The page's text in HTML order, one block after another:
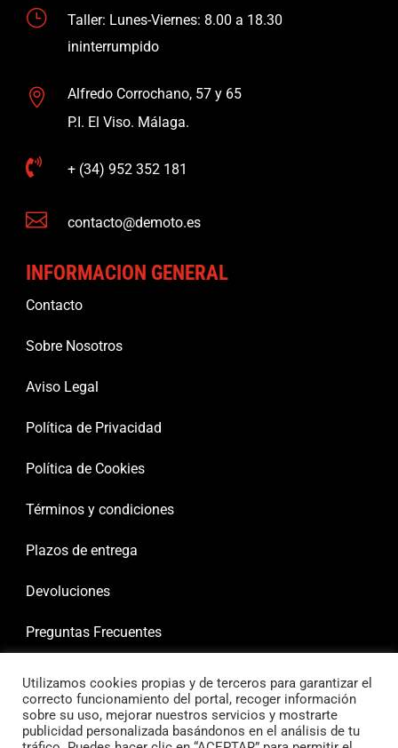
}
Taller: Lunes-Viernes: 8.00 a 18.30
ininterrumpido

Alfredo Corrochano, 57 y 65
P.I. El Viso. Málaga.
 + (34) 952 352 181
 contacto@demoto.es
INFORMACION GENERAL
Contacto
Sobre Nosotros
Aviso Legal
Política de Privacidad
Política de Cookies
Términos y condiciones
Plazos de entrega
Devoluciones
Preguntas Frecuentes
Utilizamos cookies propias y de terceros para garantizar el
correcto funcionamiento del portal, recoger información
sobre su uso, mejorar nuestros servicios y mostrarte
publicidad personalizada basándonos en el análisis de tu